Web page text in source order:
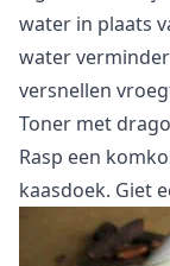
water in plaats
water
versnellen
Toner met
Rasp een
kaasdoek. Giet